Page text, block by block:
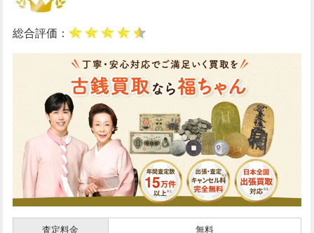
総合評価：
査定料金 無料